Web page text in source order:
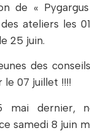
de «
ateliers les
25 juin.
des
07 juillet !!!!
dernier,
samedi 8 juin